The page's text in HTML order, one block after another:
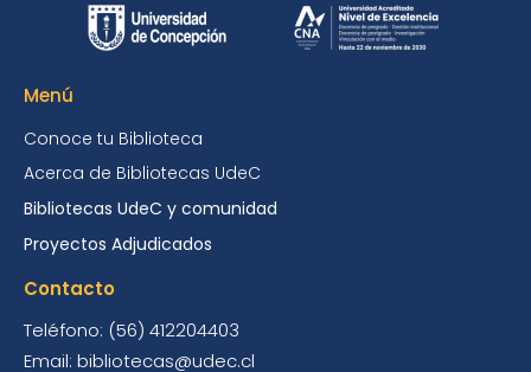
Menú
Conoce tu Biblioteca
Acerca de Bibliotecas UdeC
Bibliotecas UdeC y comunidad
Proyectos Adjudicados
Contacto
Teléfono: (56) 412204403
Email: bibliotecas@udec.cl